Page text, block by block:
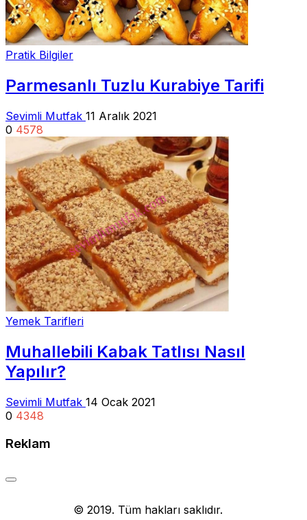
Pratik Bilgiler
Parmesanlı Tuzlu Kurabiye Tarifi
Sevimli Mutfak 11 Aralık 2021
0 4578
Yemek Tarifleri
Muhallebili Kabak Tatlısı Nasıl
Yapılır?
Sevimli Mutfak 14 Ocak 2021
0 4348
Reklam
© 2019. Tüm hakları saklıdır.